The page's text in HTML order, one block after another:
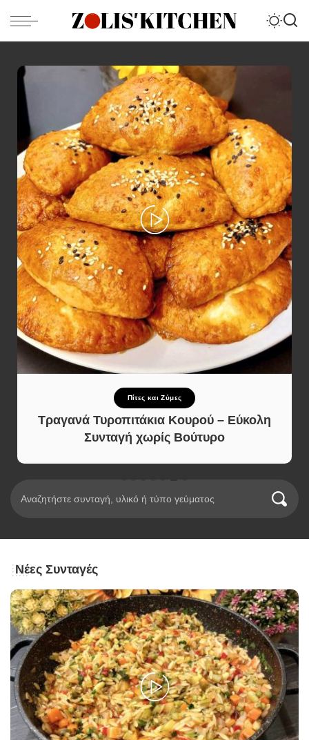
Πίτες και Ζύμες
Τραγανά Τυροπιτάκια Κουρού – Εύκολη
Συνταγή χωρίς Βούτυρο
Νέες Συνταγές